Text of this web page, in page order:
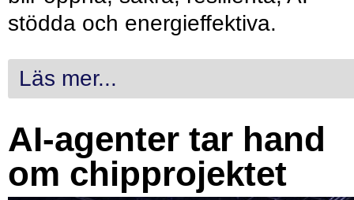
stödda och energieffektiva.
Läs mer...
AI-agenter tar hand
om chipprojektet